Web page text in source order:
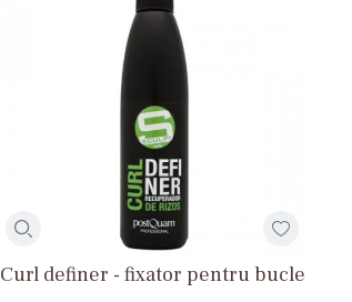
Curl definer - fixator pentru bucle